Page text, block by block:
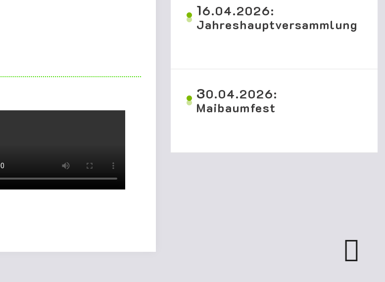
16.04.2026:
Jahreshauptversammlung
30.04.2026:
Maibaumfest